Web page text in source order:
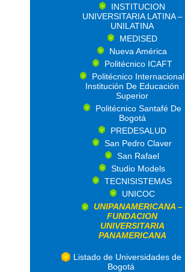
INSTITUCION
UNIVERSITARIA LATINA –
UNILATINA
MEDISED
Nueva América
Politécnico ICAFT
Politécnico Internacional
Institución De Educación
Superior
Politécnico Santafé De
Bogotá
PREDESALUD
San Pedro Claver
San Rafael
Studio Models
TECNISISTEMAS
UNICOC
UNIPANAMERICANA –
FUNDACION
UNIVERSITARIA
PANAMERICANA
Listado de Universidades de
Bogotá